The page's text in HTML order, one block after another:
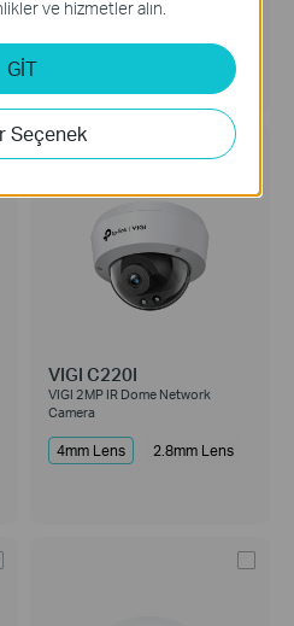
VIGI C220I
VIGI 2MP IR Dome Network
Camera
4mm Lens 2.8mm Lens
ve hizmetler alın.
GİT
Seçenek